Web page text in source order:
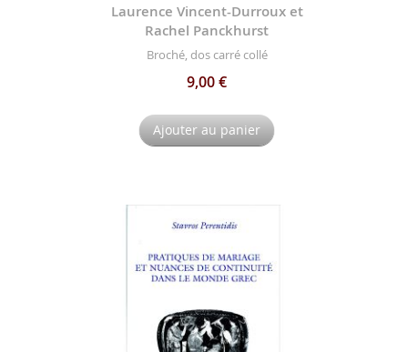
Laurence Vincent-Durroux et
Rachel Panckhurst
Broché, dos carré collé
9,00 €
Ajouter au panier